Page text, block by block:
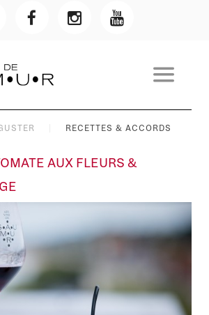
RECETTES & ACCORDS
AUX FLEURS &